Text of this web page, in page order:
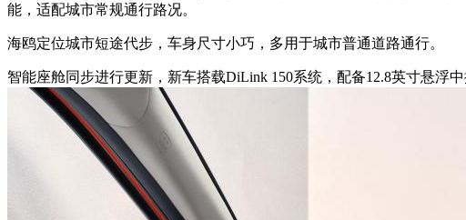
能，适配城市常规通行路况。
海鸥定位城市短途代步，车身尺寸小巧，多用于城市普通道路通行。
智能座舱同步进行更新，新车搭载DiLink 150系统，配备12.8英寸悬浮